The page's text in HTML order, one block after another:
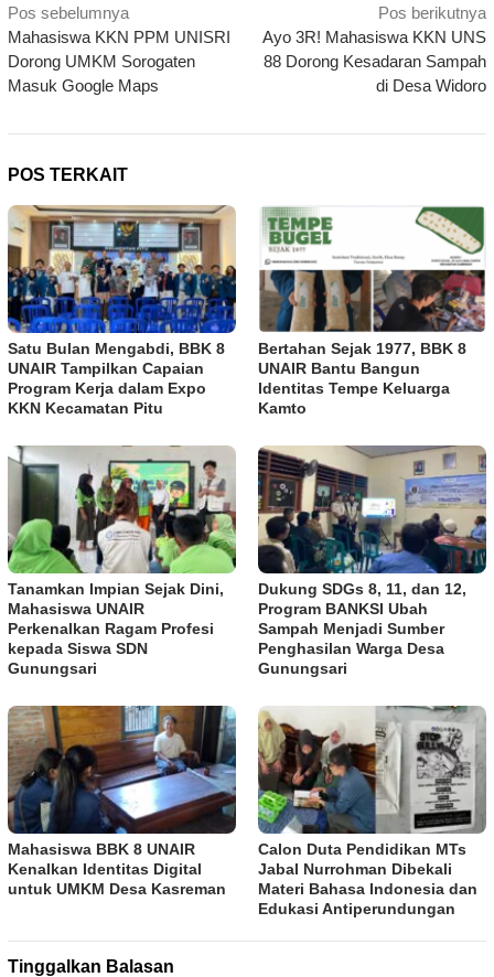
Navigasi
pos
Pos sebelumnya
Mahasiswa KKN PPM UNISRI
Dorong UMKM Sorogaten
Masuk Google Maps
Pos berikutnya
Ayo 3R! Mahasiswa KKN UNS
88 Dorong Kesadaran Sampah
di Desa Widoro
POS TERKAIT
Satu Bulan Mengabdi, BBK 8
UNAIR Tampilkan Capaian
Program Kerja dalam Expo
KKN Kecamatan Pitu
Bertahan Sejak 1977, BBK 8
UNAIR Bantu Bangun
Identitas Tempe Keluarga
Kamto
Tanamkan Impian Sejak Dini,
Mahasiswa UNAIR
Perkenalkan Ragam Profesi
kepada Siswa SDN
Gunungsari
Dukung SDGs 8, 11, dan 12,
Program BANKSI Ubah
Sampah Menjadi Sumber
Penghasilan Warga Desa
Gunungsari
Mahasiswa BBK 8 UNAIR
Kenalkan Identitas Digital
untuk UMKM Desa Kasreman
Calon Duta Pendidikan MTs
Jabal Nurrohman Dibekali
Materi Bahasa Indonesia dan
Edukasi Antiperundungan
Tinggalkan Balasan